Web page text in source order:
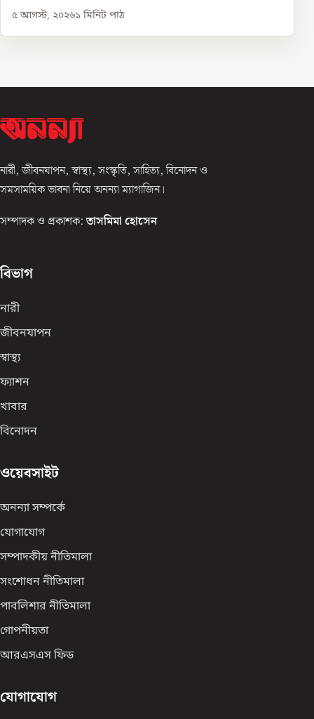
৫ আগস্ট, ২০২৬১ মিনিট পাঠ
নারী, জীবনযাপন, স্বাস্থ্য, সংস্কৃতি, সাহিত্য, বিনোদন ও
সমসাময়িক ভাবনা নিয়ে অনন্যা ম্যাগাজিন।
সম্পাদক ও প্রকাশক: তাসমিমা হোসেন
বিভাগ
নারী
জীবনযাপন
স্বাস্থ্য
ফ্যাশন
খাবার
বিনোদন
ওয়েবসাইট
অনন্যা সম্পর্কে
যোগাযোগ
সম্পাদকীয় নীতিমালা
সংশোধন নীতিমালা
পাবলিশার নীতিমালা
গোপনীয়তা
আরএসএস ফিড
যোগাযোগ